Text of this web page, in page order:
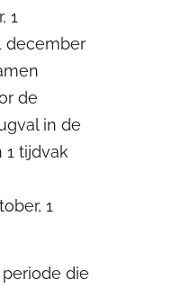
1
december
de
in de
1 tijdvak
1
die